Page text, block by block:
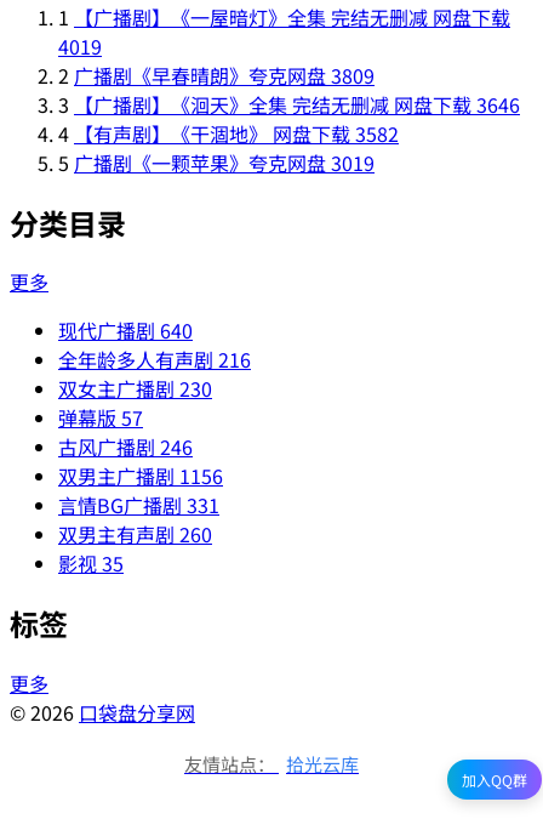
1
【广播剧】《一屋暗灯》全集 完结无删减 网盘下载
4019
2 广播剧《早春晴朗》夸克网盘3809
3
【广播剧】《洄天》全集 完结无删减 网盘下载3646
4 【有声剧】《干涸地》 网盘下载3582
5 广播剧《一颗苹果》夸克网盘3019
分类目录
更多
现代广播剧 640
全年龄多人有声剧 216
双女主广播剧 230
弹幕版 57
古风广播剧 246
双男主广播剧 1156
言情BG广播剧 331
双男主有声剧 260
影视35
标签
更多
© 2026 口袋盘分享网
加入QQ群
友情站点： 拾光云库